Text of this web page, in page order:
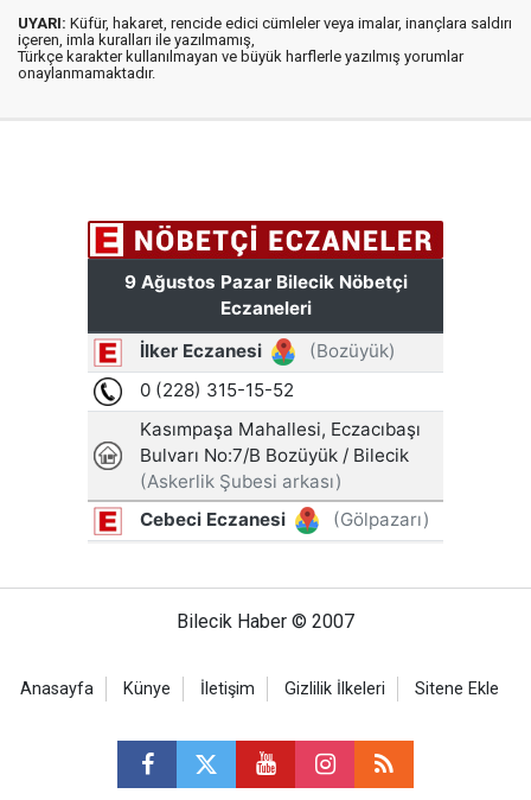
UYARI: Küfür, hakaret, rencide edici cümleler veya imalar, inançlara saldırı
içeren, imla kuralları ile yazılmamış,
Türkçe karakter kullanılmayan ve büyük harflerle yazılmış yorumlar
onaylanmamaktadır.
Bilecik Haber © 2007
Anasayfa Künye İletişim Gizlilik İlkeleri Sitene Ekle